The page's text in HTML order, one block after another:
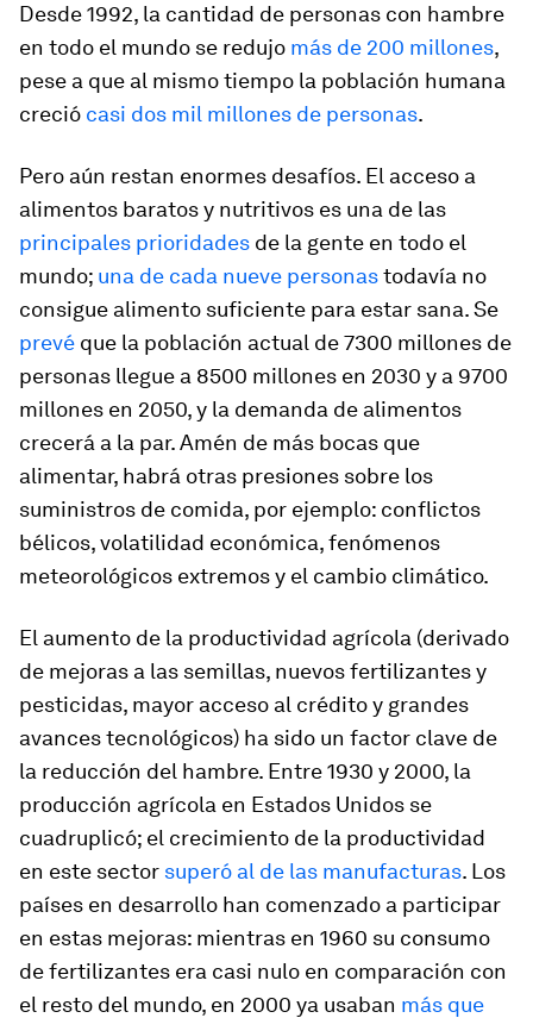
Desde 1992, la cantidad de personas con hambre
en todo el mundo se redujo más de 200 millones,
pese a que al mismo tiempo la población humana
creció casi dos mil millones de personas.
Pero aún restan enormes desafíos. El acceso a
alimentos baratos y nutritivos es una de las
principales prioridades de la gente en todo el
mundo; una de cada nueve personastodavía no
consigue alimento suficiente para estar sana. Se
prevé que la población actual de 7300 millones de
personas llegue a 8500 millones en 2030 y a 9700
millones en 2050, y la demanda de alimentos
crecerá a la par. Amén de más bocas que
alimentar, habrá otras presiones sobre los
suministros de comida, por ejemplo: conflictos
bélicos, volatilidad económica, fenómenos
meteorológicos extremos y el cambio climático.
El aumento de la productividad agrícola (derivado
de mejoras a las semillas, nuevos fertilizantes y
pesticidas, mayor acceso al crédito y grandes
avances tecnológicos) ha sido un factor clave de
la reducción del hambre. Entre 1930 y 2000, la
producción agrícola en Estados Unidos se
cuadruplicó; el crecimiento de la productividad
en este sector superó al de las manufacturas. Los
países en desarrollo han comenzado a participar
en estas mejoras: mientras en 1960 su consumo
de fertilizantes era casi nulo en comparación con
el resto del mundo, en 2000 ya usaban más que